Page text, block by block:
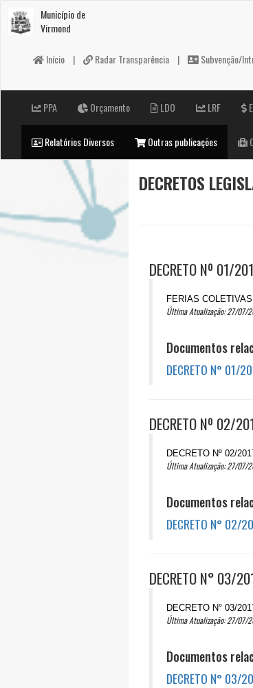
Município de
Virmond
Início| Radar Transparência| Subvenção/
PPA Orçamento LDO LRF
Relatórios Diversos Outras publicações
DECRETOS
DECRETO Nº 01/
FERIAS COLETIVAS
Última Atualização: 27/07/
Documentos
DECRETO N° 01/
DECRETO Nº 02/
DECRETO Nº 02/
Última Atualização: 27/07/
Documentos
DECRETO N° 02/
DECRETO N° 03/
DECRETO N° 03/
Última Atualização: 27/07/
Documentos
DECRETO N° 03/